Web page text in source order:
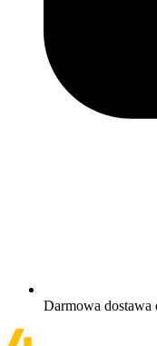
Darmowa dostawa